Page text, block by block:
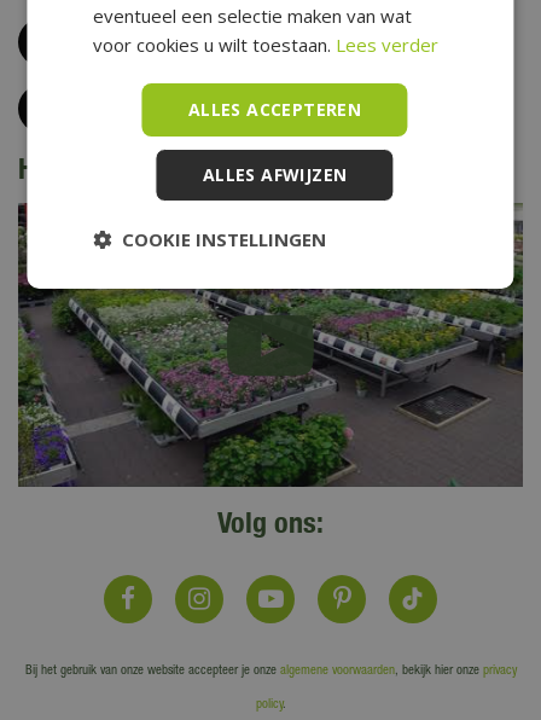
Bel0226 352 197
(maandag t/m zaterdag van 09.00 t/m 17.00 uur)
Klantenservice
Het is voorjaar bij De Boet
Volg ons:
Bij het gebruik van onze website accepteer je onze algemene voorwaarden, bekijk hier onze privacy
policy.
eventueel een selectie maken van wat
voor cookies u wilt toestaan. Lees verder
ALLES ACCEPTEREN
ALLES AFWIJZEN
COOKIE INSTELLINGEN